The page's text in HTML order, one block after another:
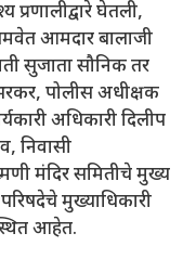
प्रणालीद्वारे घेतली,
आमदार बालाजी
सुजाता सौनिक तर
पोलीस अधीक्षक
अधिकारी दिलीप
निवासी
मंदिर समितीचे मुख्य
मुख्याधिकारी
आहेत.